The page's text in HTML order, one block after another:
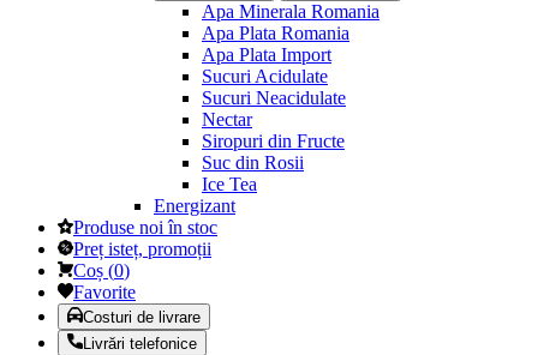
Apa Minerala Romania
Apa Plata Romania
Apa Plata Import
Sucuri Acidulate
Sucuri Neacidulate
Nectar
Siropuri din Fructe
Suc din Rosii
Ice Tea
Energizant
Produse noi în stoc
Preț isteț, promoții
Coș (0)
Favorite
Costuri de livrare
Livrări telefonice